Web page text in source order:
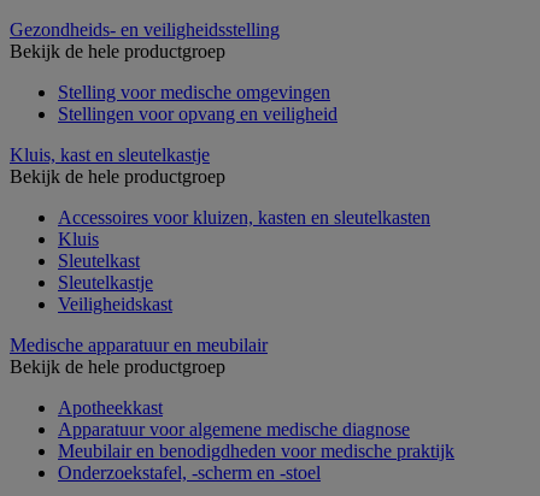
Gezondheids- en veiligheidsstelling
Bekijk de hele productgroep
Stelling voor medische omgevingen
Stellingen voor opvang en veiligheid
Kluis, kast en sleutelkastje
Bekijk de hele productgroep
Accessoires voor kluizen, kasten en sleutelkasten
Kluis
Sleutelkast
Sleutelkastje
Veiligheidskast
Medische apparatuur en meubilair
Bekijk de hele productgroep
Apotheekkast
Apparatuur voor algemene medische diagnose
Meubilair en benodigdheden voor medische praktijk
Onderzoekstafel, -scherm en -stoel